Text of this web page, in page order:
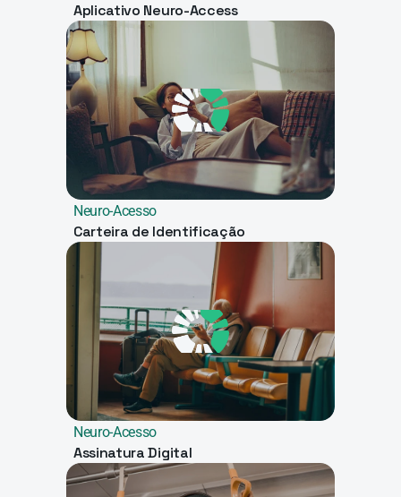
Aplicativo Neuro-Access
Neuro-Acesso
Carteira de Identificação
Neuro-Acesso
Assinatura Digital